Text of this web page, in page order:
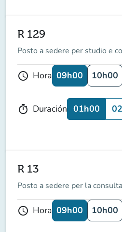
R 129
Posto a sedere per studio e
schedule Hora 09h00 10h00
timer Duración 01h00
R 13
Posto a sedere per la
schedule Hora 09h00 10h00